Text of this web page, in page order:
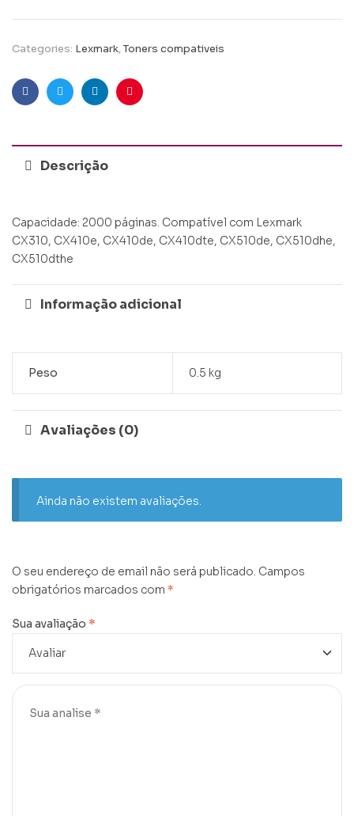
Categories: Lexmark,Toners compativeis
FacebookTwitterLinkedinPinterest
Descrição
Capacidade: 2000 páginas. Compatível com Lexmark
CX310, CX410e, CX410de, CX410dte, CX510de, CX510dhe,
CX510dthe
Informação adicional
Peso 0.5 kg
Avaliações (0)
Ainda não existem avaliações.
O seu endereço de email não será publicado. Campos
obrigatórios marcados com *
Sua avaliação *